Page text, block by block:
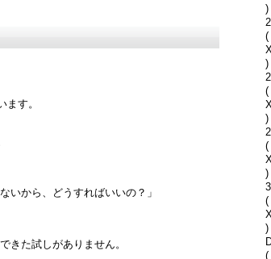
す。
いから、どうすればいいの？」
きた試しがありません。
)
(
)
(
)
(
)
(
)
(